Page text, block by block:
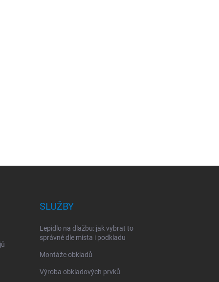
SLUŽBY
Lepidlo na dlažbu: jak vybrat to
správné dle místa i podkladu
Montáže obkladů
Výroba obkladových prvků